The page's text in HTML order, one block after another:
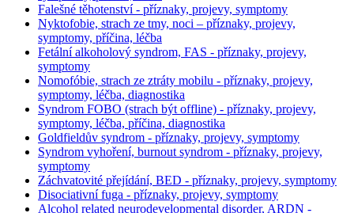
Falešné těhotenství - příznaky, projevy, symptomy
Nyktofobie, strach ze tmy, noci – příznaky, projevy,
symptomy, příčina, léčba
Fetální alkoholový syndrom, FAS - příznaky, projevy,
symptomy
Nomofóbie, strach ze ztráty mobilu - příznaky, projevy,
symptomy, léčba, diagnostika
Syndrom FOBO (strach být offline) - příznaky, projevy,
symptomy, léčba, příčina, diagnostika
Goldfieldův syndrom - příznaky, projevy, symptomy
Syndrom vyhoření, burnout syndrom - příznaky, projevy,
symptomy
Záchvatovité přejídání, BED - příznaky, projevy, symptomy
Disociativní fuga - příznaky, projevy, symptomy
Alcohol related neurodevelopmental disorder, ARDN -